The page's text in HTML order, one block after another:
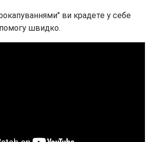
ви крадете у себе
швидко.